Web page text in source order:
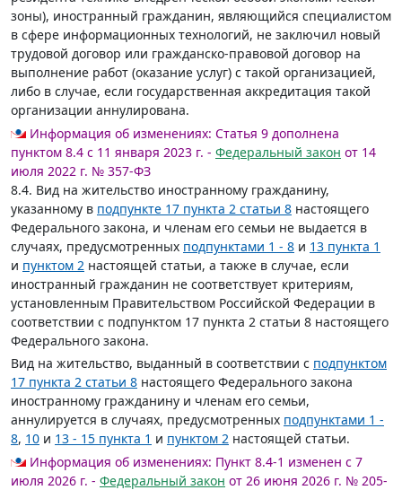
зоны), иностранный гражданин, являющийся специалистом
в сфере информационных технологий, не заключил новый
трудовой договор или гражданско-правовой договор на
выполнение работ (оказание услуг) с такой организацией,
либо в случае, если государственная аккредитация такой
организации аннулирована.
Информация об изменениях: Статья 9 дополнена
пунктом 8.4 с 11 января 2023 г. - Федеральный закон от 14
июля 2022 г. № 357-ФЗ
8.4. Вид на жительство иностранному гражданину,
указанному в подпункте 17 пункта 2 статьи 8 настоящего
Федерального закона, и членам его семьи не выдается в
случаях, предусмотренных подпунктами 1 - 8 и 13 пункта 1
и пунктом 2 настоящей статьи, а также в случае, если
иностранный гражданин не соответствует критериям,
установленным Правительством Российской Федерации в
соответствии с подпунктом 17 пункта 2 статьи 8 настоящего
Федерального закона.
Вид на жительство, выданный в соответствии с подпунктом
17 пункта 2 статьи 8 настоящего Федерального закона
иностранному гражданину и членам его семьи,
аннулируется в случаях, предусмотренных подпунктами 1 -
8, 10 и 13 - 15 пункта 1 и пунктом 2 настоящей статьи.
Информация об изменениях: Пункт 8.4-1 изменен с 7
июля 2026 г. - Федеральный закон от 26 июня 2026 г. № 205-